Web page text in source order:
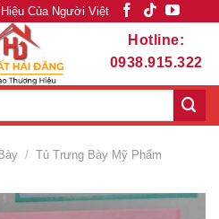
Của Người Việt
Hotline:
0938.915.322
/ Tủ Trưng Bày Mỹ Phẩm